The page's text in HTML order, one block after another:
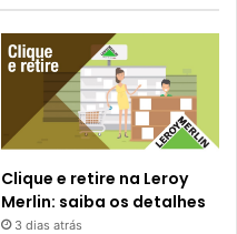
Clique e retire na Leroy
Merlin: saiba os detalhes
3 dias atrás